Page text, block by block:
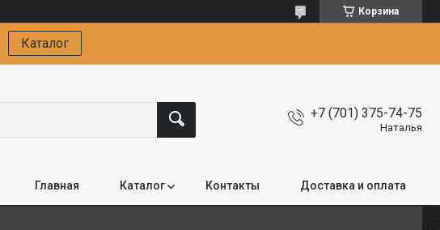
Корзина
Каталог
+7 (701) 375-74-75
Наталья
Главная Каталог Контакты Доставка и оплата